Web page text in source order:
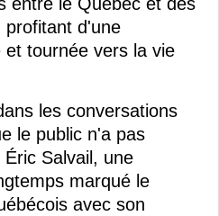
profitant d'une
tournée vers la vie
les conversations
le public n'a pas
Salvail, une
marqué le
avec son